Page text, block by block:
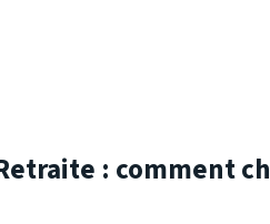
: comment